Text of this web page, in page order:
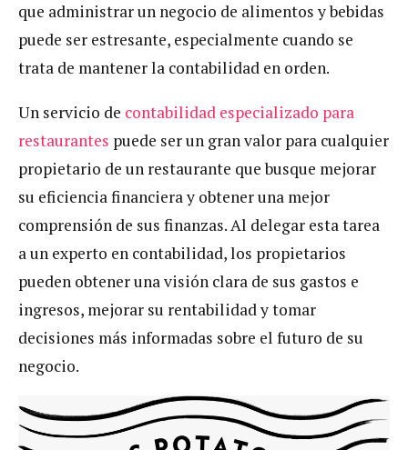
que administrar un negocio de alimentos y bebidas
puede ser estresante, especialmente cuando se
trata de mantener la contabilidad en orden.
Un servicio de contabilidad especializado para
restaurantes puede ser un gran valor para cualquier
propietario de un restaurante que busque mejorar
su eficiencia financiera y obtener una mejor
comprensión de sus finanzas. Al delegar esta tarea
a un experto en contabilidad, los propietarios
pueden obtener una visión clara de sus gastos e
ingresos, mejorar su rentabilidad y tomar
decisiones más informadas sobre el futuro de su
negocio.